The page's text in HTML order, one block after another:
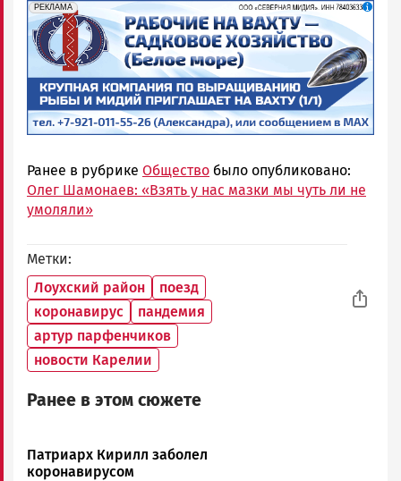
erid: 2SDnjf467GP
РЕКЛАМА
Реклама
Ранее в рубрике Общество было опубликовано:
Олег Шамонаев: «Взять у нас мазки мы чуть ли не
умоляли»
Метки
Лоухский район
поезд
коронавирус
пандемия
артур парфенчиков
новости Карелии
Ранее в этом сюжете
Патриарх Кирилл заболел
коронавирусом